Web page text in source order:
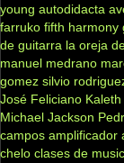
young autodidacta
farruko fifth harmony
de guitarra la oreja
manuel medrano
gomez silvio
José Feliciano
Michael Jackson
campos amplificador
chelo clases de